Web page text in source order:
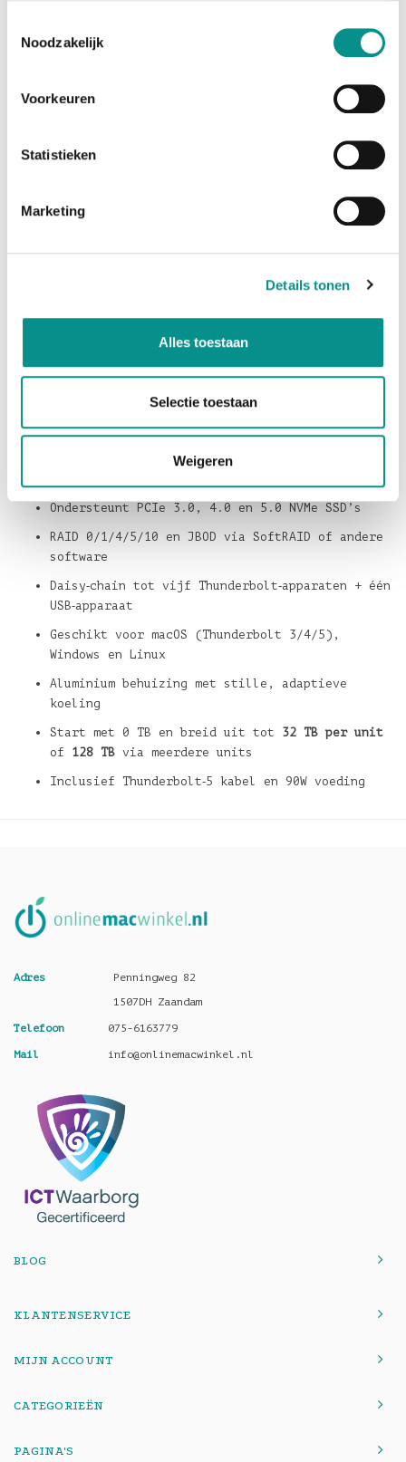
Noodzakelijk
Voorkeuren
Statistieken
Marketing
Details tonen
Alles toestaan
Selectie toestaan
Weigeren
vier NVMe M.2 SSD’s
(2242 of 2280) en haalt snelheden tot
6622 MB/s
,
Dankzij het modulaire ontwerp kun je later eenvoudig
nieuwe behuizing te hoeven kopen. De aluminium
behuizing zorgt voor stevige bescherming en
ventilator alleen inschakelt wanneer dat nodig is.
Via de tweede Thunderbolt‑5 poort kun je totvijf
USB‑apparaat aansluiten. Meerdere Express 4M2
Ultra‑units zijn te combineren tot één grote
opslagvolume tot wel
Belangrijkste kenmerken
Thunderbolt‑5 NVMe‑behuizing metvier M.2‑slots
6622 MB/s(afhankelijk van
Ondersteunt PCIe 3.0, 4.0 en 5.0 NVMe SSD’s
RAID 0/1/4/5/10 en JBOD via SoftRAID of andere
software
Daisy‑chain tot vijf Thunderbolt‑apparaten + één
USB‑apparaat
Geschikt voor macOS (Thunderbolt 3/4/5),
Windows en Linux
Aluminium behuizing met stille, adaptieve
koeling
Start met 0 TB en breid uit tot 32 TB per unit
of 128 TB via meerdere units
Inclusief Thunderbolt‑5 kabel en 90W voeding
Adres
Penningweg 82
1507DH Zaandam
Telefoon 075-6163779
Mail info@onlinemacwinkel.nl
BLOG
KLANTENSERVICE
MIJN ACCOUNT
CATEGORIEËN
PAGINA'S